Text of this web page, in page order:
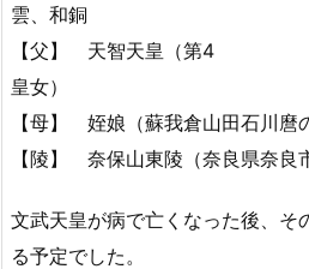
雲、和銅
【父】 天智天皇（第4
皇女）
【母】 姪娘（蘇我倉山田石川麿
【陵】 奈保山東陵（奈良県奈良
文武天皇が病で亡くなった後、そ
る予定でした。